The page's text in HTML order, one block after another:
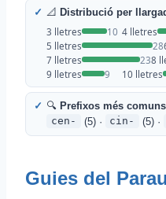
📐 Distribució per
3 lletres 10 4 lletres
5 lletres
28
7 lletres
238
9 lletres
9 10 lletres
🔍 Prefixos més
cen-
(5) · cin- (5) ·
Guies del